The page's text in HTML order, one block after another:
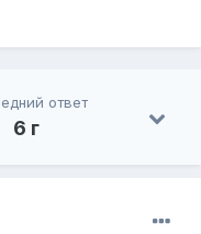
ответ
6 г